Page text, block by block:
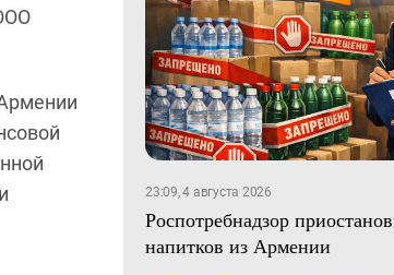
23:09, 4 августа 2026
Роспотребнадзор
напитков из Армении